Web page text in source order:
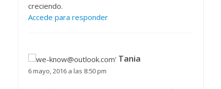
creciendo.
Accede para responder
Tania
6 mayo, 2016 a las 8:50 pm